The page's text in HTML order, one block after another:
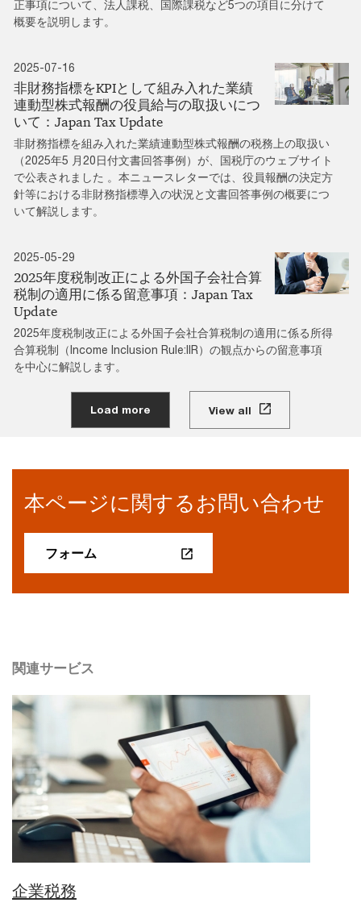
正事項について、法人課税、国際課税など5つの項目に分けて
概要を説明します。
2025-07-16
非財務指標をKPIとして組み入れた業績
連動型株式報酬の役員給与の取扱いにつ
いて：Japan Tax Update
非財務指標を組み入れた業績連動型株式報酬の税務上の取扱い
（2025年5 月20日付文書回答事例）が、国税庁のウェブサイト
で公表されました 。本ニュースレターでは、役員報酬の決定方
針等における非財務指標導入の状況と文書回答事例の概要につ
いて解説します。
2025-05-29
2025年度税制改正による外国子会社合算
税制の適用に係る留意事項：Japan Tax
Update
2025年度税制改正による外国子会社合算税制の適用に係る所得
合算税制（Income Inclusion Rule:IIR）の観点からの留意事項
を中心に解説します。
Load more View all
本ページに関するお問い合わせ
フォーム
関連サービス
企業税務